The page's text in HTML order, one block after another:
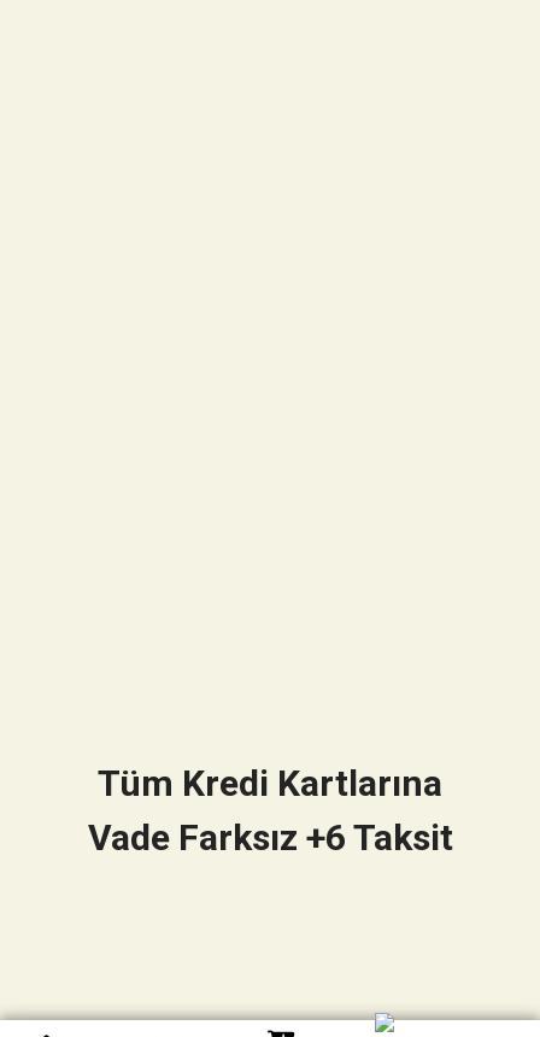
Tüm Kredi Kartlarına
Vade Farksız +6 Taksit